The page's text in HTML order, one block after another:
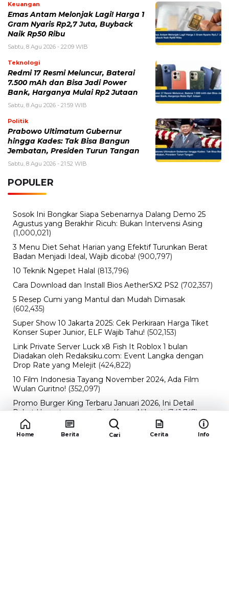
Keuangan
Emas Antam Melonjak Lagi! Harga 1
Gram Nyaris Rp2,7 Juta, Buyback
Naik Rp50 Ribu
Sabtu, 8 Agu 2026 - 22:09 WIB
Teknologi
Redmi 17 Resmi Meluncur, Baterai
7.500 mAh dan Bisa Jadi Power
Bank, Harganya Mulai Rp2 Jutaan
Sabtu, 8 Agu 2026 - 21:59 WIB
Politik
Prabowo Ultimatum Gubernur
hingga Kades: Tak Bisa Bangun
Jembatan, Presiden Turun Tangan
Sabtu, 8 Agu 2026 - 21:52 WIB
POPULER
Sosok Ini Bongkar Siapa Sebenarnya Dalang Demo 25
Agustus yang Berakhir Ricuh: Bukan Intervensi Asing
(1,000,021)
3 Menu Diet Sehat Harian yang Efektif Turunkan Berat
Badan Menjadi Ideal, Wajib dicoba! (900,797)
10 Teknik Ngepet Halal (813,796)
Cara Download dan Install Bios AetherSX2 PS2 (702,357)
5 Resep Cumi yang Mantul dan Mudah Dimasak
(602,435)
Super Show 10 Jakarta 2025: Cek Perkiraan Harga Tiket
Konser Super Junior, ELF Wajib Tahu! (502,153)
Link Private Server Luck x8 Fish It Roblox 1 bulan
Diadakan oleh Redaksiku.com: Event Langka dengan
Drop Rate yang Melejit (424,822)
10 Film Indonesia Tayang November 2024, Ada Film
Wulan Guritno! (352,097)
Promo Burger King Terbaru Januari 2026, Ini Detail
Paket Hematnya yang Bisa Kamu Nikmati (341,747)
10 klub terbaik pes 2024 Sepanjang Sejarah
Home Berita Cari Cerita Info